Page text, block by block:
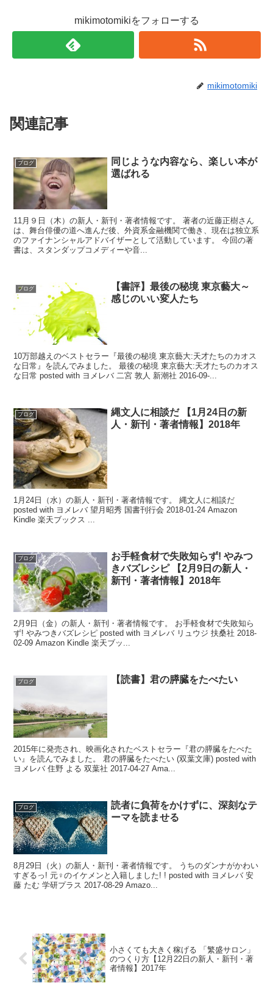
mikimotomikiをフォローする
mikimotomiki
関連記事
ブログ
同じような内容なら、楽しい本が
選ばれる
11月９日（木）の新人・新刊・著者情報です。 著者の近藤正樹さん
は、舞台俳優の道へ進んだ後、外資系金融機関で働き、現在は独立系
のファイナンシャルアドバイザーとして活動しています。 今回の著
書は、スタンダップコメディーや音...
ブログ
【書評】最後の秘境 東京藝大～
感じのいい変人たち
10万部越えのベストセラー『最後の秘境 東京藝大:天才たちのカオス
な日常』を読んでみました。 最後の秘境 東京藝大:天才たちのカオス
な日常 posted with ヨメレバ 二宮 敦人 新潮社 2016-09-...
ブログ
縄文人に相談だ 【1月24日の新
人・新刊・著者情報】2018年
1月24日（水）の新人・新刊・著者情報です。 縄文人に相談だ
posted with ヨメレバ 望月昭秀 国書刊行会 2018-01-24 Amazon
Kindle 楽天ブックス ...
ブログ
お手軽食材で失敗知らず! やみつ
きバズレシピ 【2月9日の新人・
新刊・著者情報】2018年
2月9日（金）の新人・新刊・著者情報です。 お手軽食材で失敗知ら
ず! やみつきバズレシピ posted with ヨメレバ リュウジ 扶桑社 2018-
02-09 Amazon Kindle 楽天ブッ...
ブログ 【読書】君の膵臓をたべたい
2015年に発売され、映画化されたベストセラー『君の膵臓をたべた
い』を読んでみました。 君の膵臓をたべたい (双葉文庫) posted with
ヨメレバ 住野 よる 双葉社 2017-04-27 Ama...
ブログ
読者に負荷をかけずに、深刻なテ
ーマを読ませる
8月29日（火）の新人・新刊・著者情報です。 うちのダンナがかわい
すぎるっ! 元♀のイケメンと入籍しました! ! posted with ヨメレバ 安
藤 たむ 学研プラス 2017-08-29 Amazo...
小さくても大きく稼げる 「繁盛サロン」
のつくり方【12月22日の新人・新刊・著
者情報】2017年